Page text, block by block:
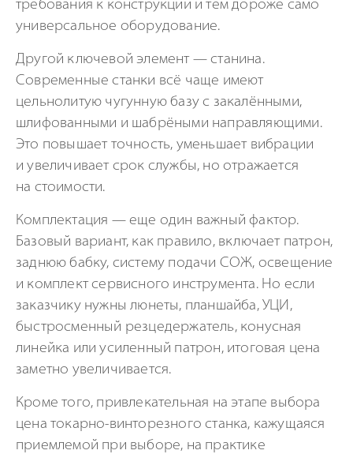
требования к конструкции и тем дороже само
универсальное оборудование.
Другой ключевой элемент — станина.
Современные станки всё чаще имеют
цельнолитую чугунную базу с закалёнными,
шлифованными и шабрёными направляющими.
Это повышает точность, уменьшает вибрации
и увеличивает срок службы, но отражается
на стоимости.
Комплектация — еще один важный фактор.
Базовый вариант, как правило, включает патрон,
заднюю бабку, систему подачи СОЖ, освещение
и комплект сервисного инструмента. Но если
заказчику нужны люнеты, планшайба, УЦИ,
быстросменный резцедержатель, конусная
линейка или усиленный патрон, итоговая цена
заметно увеличивается.
Кроме того, привлекательная на этапе выбора
цена токарно-винторезного станка, кажущаяся
приемлемой при выборе, на практике